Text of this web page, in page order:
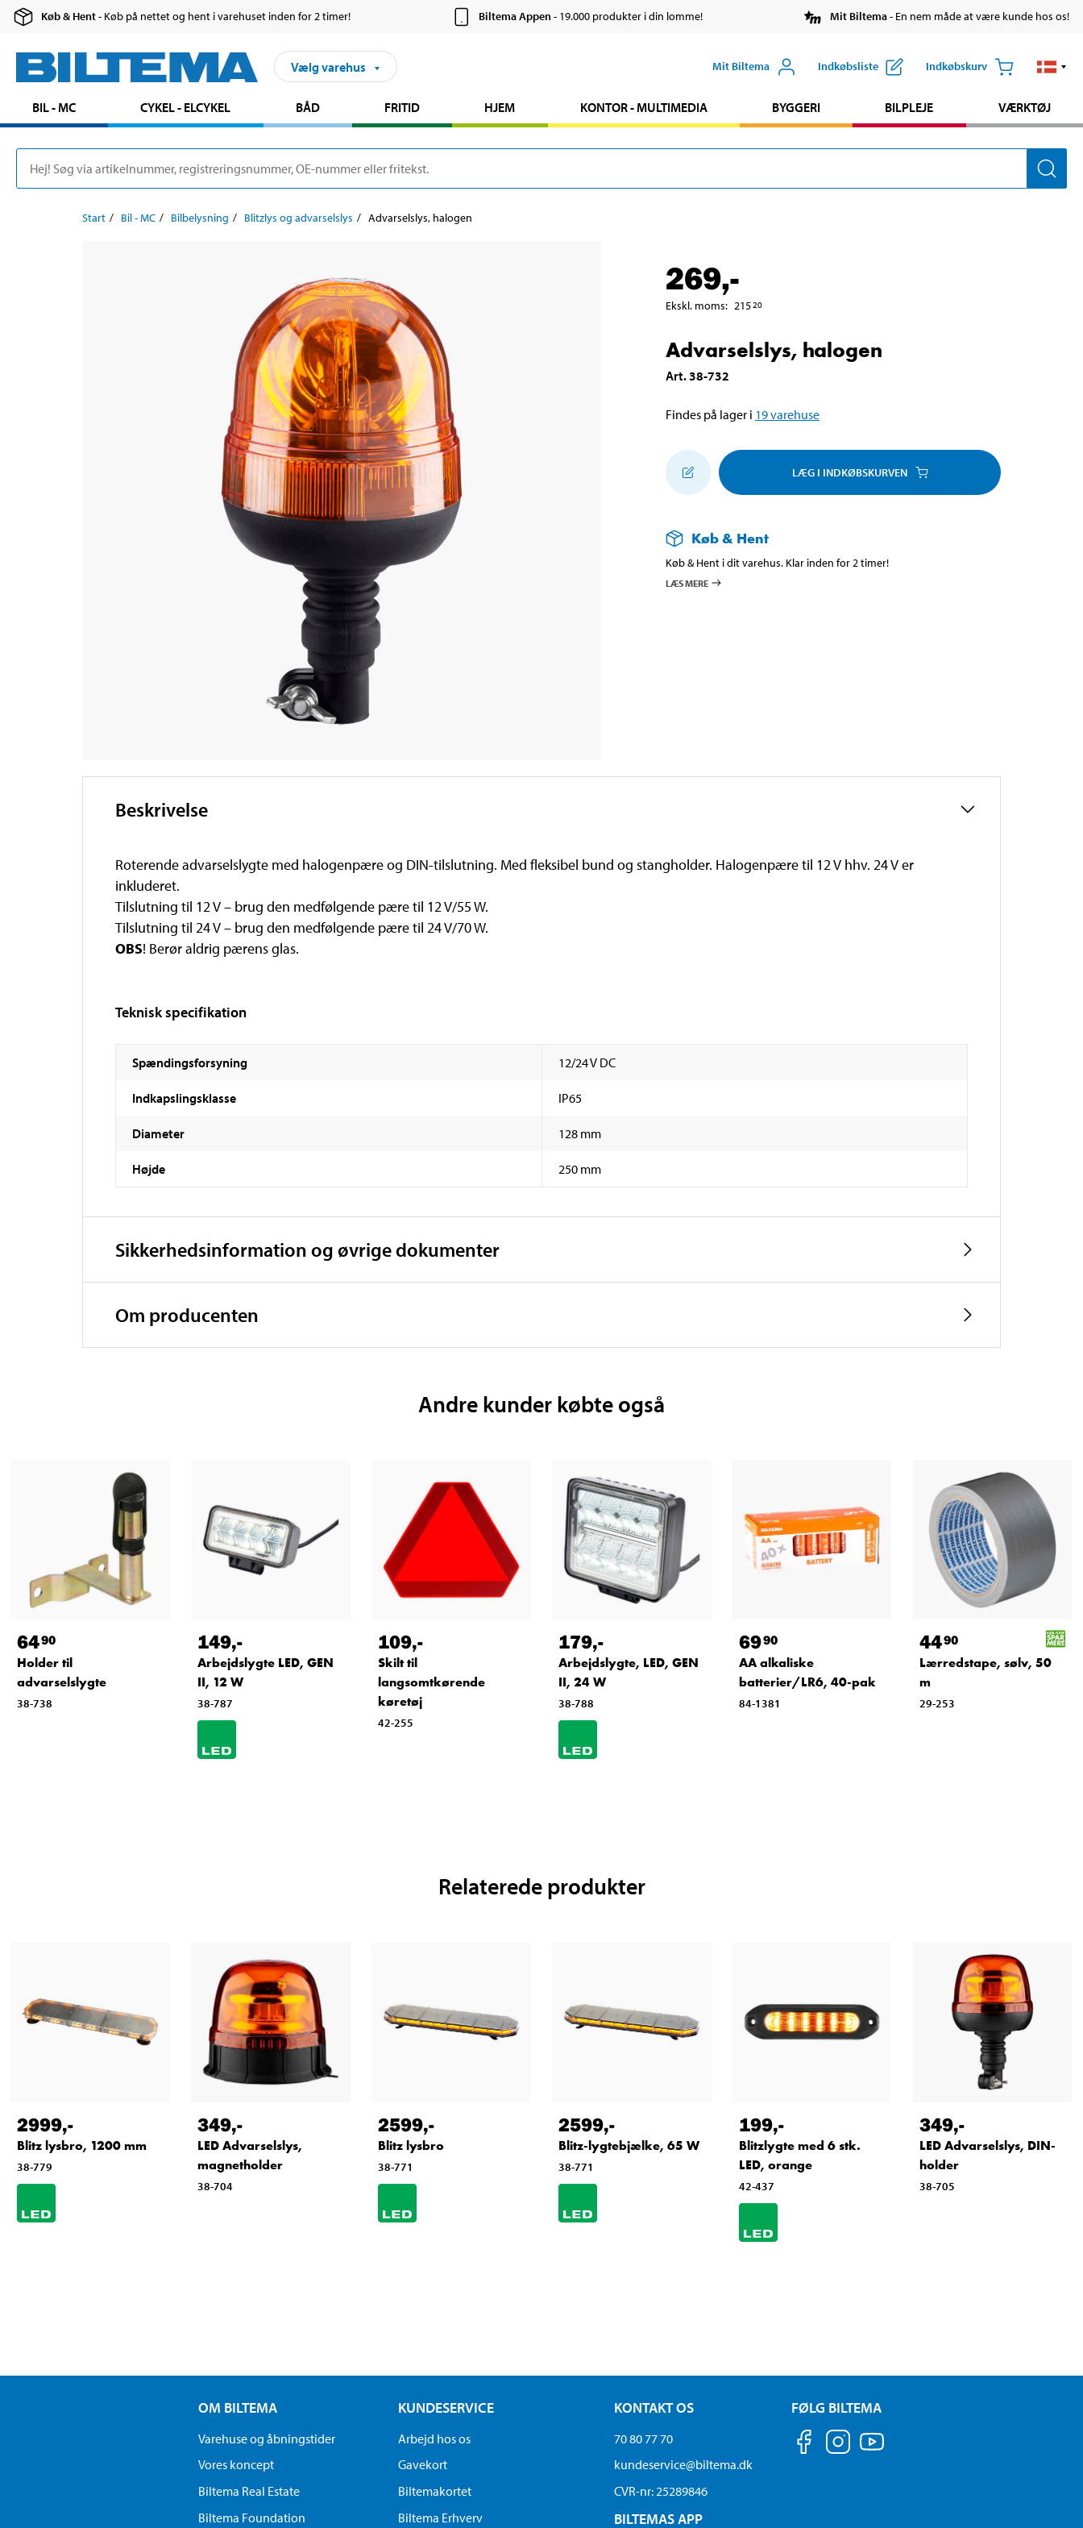
Køb & Hent- Køb på nettet og hent i varehuset inden for 2 timer! Biltema Appen- 19.000 produkter i din lomme! Mit Biltema- En nem måde at være kunde hos os!
Vælg varehus Mit Biltema Indkøbsliste Indkøbskurv
BIL - MC CYKEL - ELCYKEL BÅD FRITID HJEM KONTOR - MULTIMEDIA BYGGERI BILPLEJE VÆRKTØJ
Start Bil - MC Bilbelysning Blitzlys og advarselslys Advarselslys, halogen
269,-
Ekskl. moms: 215 20
Advarselslys, halogen
Art.38-732
Findes på lager i 19varehuse
LÆG I INDKØBSKURVEN
Køb & Hent
Køb & Hent i dit varehus. Klar inden for 2 timer!
LÆS MERE
Beskrivelse
Roterende advarselslygte med halogenpære og DIN-tilslutning. Med fleksibel bund og stangholder. Halogenpære til 12 V hhv. 24 V er
inkluderet.
Tilslutning til 12 V – brug den medfølgende pære til 12 V/55 W.
Tilslutning til 24 V – brug den medfølgende pære til 24 V/70 W.
OBS! Berør aldrig pærens glas.
Teknisk specifikation
Spændingsforsyning 12/24 V DC
Indkapslingsklasse IP65
Diameter 128 mm
Højde 250 mm
Sikkerhedsinformation og øvrige dokumenter
Om producenten
Andre kunder købte også
6490
Holder til
advarselslygte
38-738
149,-
Arbejdslygte LED, GEN
II, 12 W
38-787
109,-
Skilt til
langsomtkørende
køretøj
42-255
179,-
Arbejdslygte, LED, GEN
II, 24 W
38-788
6990
AA alkaliske
batterier/LR6, 40-pak
84-1381
4490
Lærredstape, sølv, 50
m
29-253
Relaterede produkter
2999,-
Blitz lysbro, 1200 mm
38-779
349,-
LED Advarselslys,
magnetholder
38-704
2599,-
Blitz lysbro
38-771
2599,-
Blitz-lygtebjælke, 65 W
38-771
199,-
Blitzlygte med 6 stk.
LED, orange
42-437
349,-
LED Advarselslys, DIN-
holder
38-705
OM BILTEMA
Varehuse og åbningstider
Vores koncept
Biltema Real Estate
Biltema Foundation
KUNDESERVICE
Arbejd hos os
Gavekort
Biltemakortet
Biltema Erhverv
KONTAKT OS
70 80 77 70
kundeservice@biltema.dk
CVR-nr: 25289846
BILTEMAS APP
FØLG BILTEMA